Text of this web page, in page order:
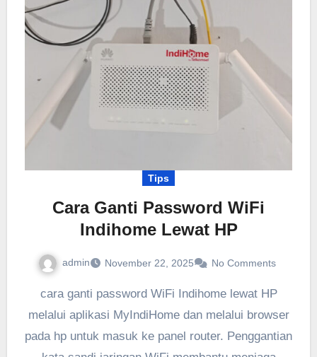
Tips
Cara Ganti Password WiFi
Indihome Lewat HP
admin November 22, 2025 No Comments
cara ganti password WiFi Indihome lewat HP
melalui aplikasi MyIndiHome dan melalui browser
pada hp untuk masuk ke panel router. Penggantian